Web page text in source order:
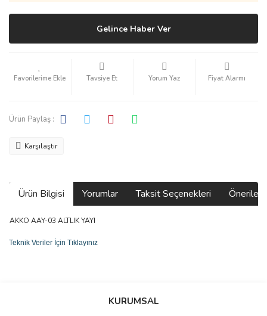
Gelince Haber Ver
Tavsiye Et Yorum Yaz Fiyat Alarmı
Ürün Paylaş :
Karşılaştır
Ürün Bilgisi Yorumlar Taksit Seçenekleri
AKKO AAY-03 ALTLIK YAYI
Teknik Veriler İçin Tıklayınız
Bu ürüne ilk yorumu siz yapın!
KURUMSAL